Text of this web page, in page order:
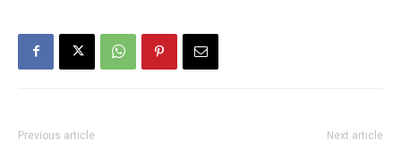
Previous article Next article